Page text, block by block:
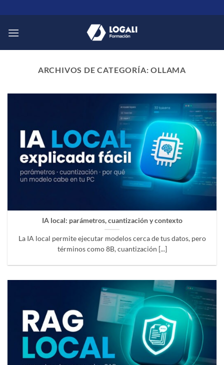
al
contenido
ARCHIVOS DE CATEGORÍA:OLLAMA
IA local: parámetros, cuantización y contexto
La IA local permite ejecutar modelos cerca de tus datos, pero
términos como 8B, cuantización [...]